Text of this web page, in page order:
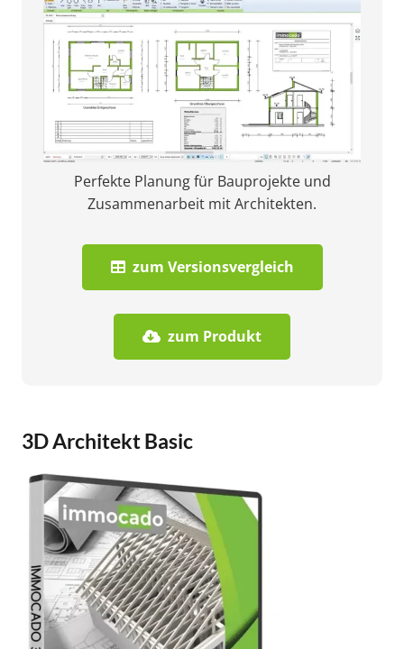
Perfekte Planung für Bauprojekte und
Zusammenarbeit mit Architekten.
zum Versionsvergleich
zum Produkt
3D Architekt Basic